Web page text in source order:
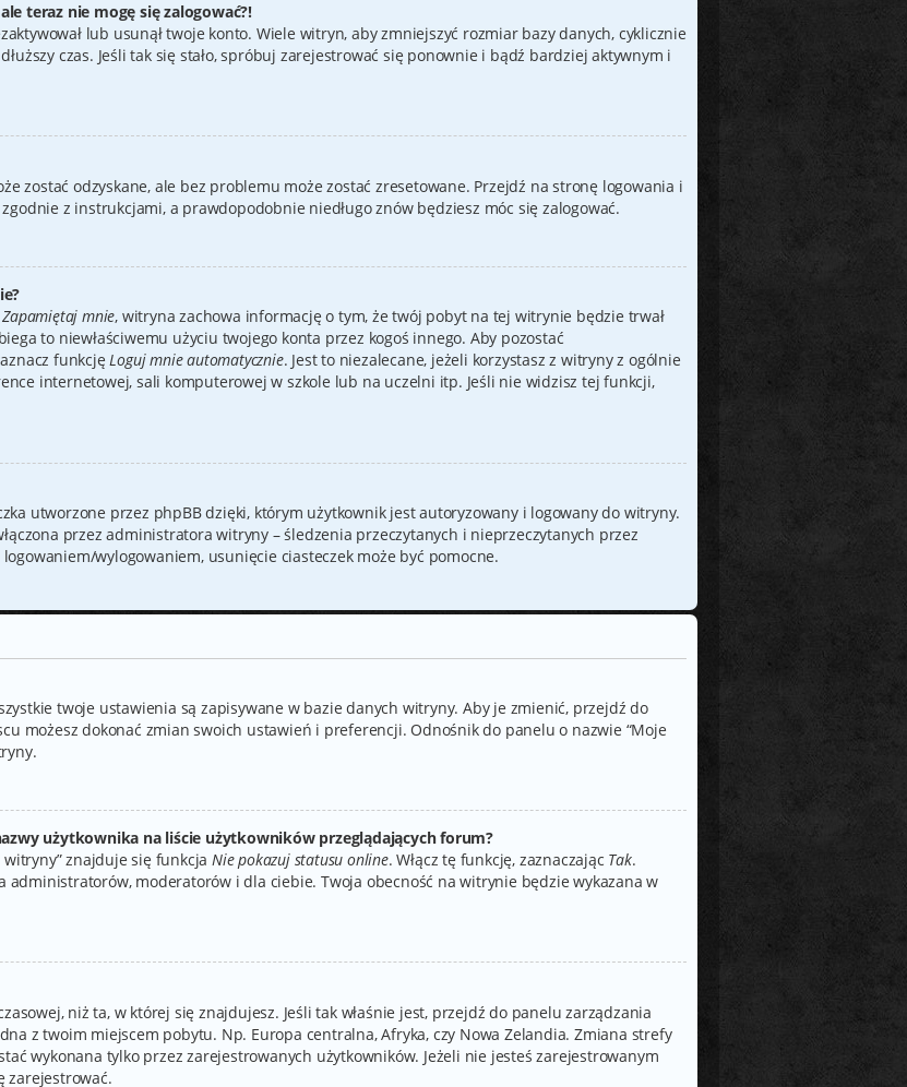
teraz nie mogę się zalogować?!
lub usunął twoje konto. Wiele witryn, aby zmniejszyć rozmiar bazy danych, cyklicznie
czas. Jeśli tak się stało, spróbuj zarejestrować się ponownie i bądź bardziej aktywnym i
zostać odzyskane, ale bez problemu może zostać zresetowane. Przejdź na stronę logowania i
z instrukcjami, a prawdopodobnie niedługo znów będziesz móc się zalogować.
Zapamiętaj mnie, witryna zachowa informację o tym, że twój pobyt na tej witrynie będzie trwał
to niewłaściwemu użyciu twojego konta przez kogoś innego. Aby pozostać
funkcjęLoguj mnie automatycznie. Jest to niezalecane, jeżeli korzystasz z witryny z ogólnie
internetowej, sali komputerowej w szkole lub na uczelni itp. Jeśli nie widzisz tej funkcji,
utworzone przez phpBB dzięki, którym użytkownik jest autoryzowany i logowany do witryny.
przez administratora witryny – śledzenia przeczytanych i nieprzeczytanych przez
wylogowaniem, usunięcie ciasteczek może być pomocne.
twoje ustawienia są zapisywane w bazie danych witryny. Aby je zmienić, przejdź do
możesz dokonać zmian swoich ustawień i preferencji. Odnośnik do panelu o nazwie “Moje
użytkownika na liście użytkowników przeglądających forum?
znajduje się funkcja Nie pokazuj statusu online. Włącz tę funkcję, zaznaczając Tak.
administratorów, moderatorów i dla ciebie. Twoja obecność na witrynie będzie wykazana w
niż ta, w której się znajdujesz. Jeśli tak właśnie jest, przejdź do panelu zarządzania
z twoim miejscem pobytu. Np. Europa centralna, Afryka, czy Nowa Zelandia. Zmiana strefy
wykonana tylko przez zarejestrowanych użytkowników. Jeżeli nie jesteś zarejestrowanym
zarejestrować.